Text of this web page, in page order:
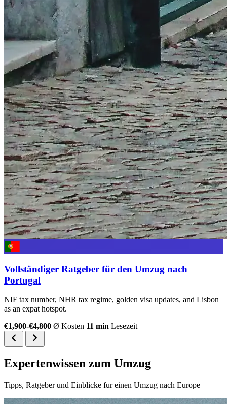
Vollständiger Ratgeber für den Umzug nach
Portugal
NIF tax number, NHR tax regime, golden visa updates, and Lisbon
as an expat hotspot.
€1,900-€4,800 Ø Kosten 11 min Lesezeit
Expertenwissen zum Umzug
Tipps, Ratgeber und Einblicke fur einen Umzug nach Europe